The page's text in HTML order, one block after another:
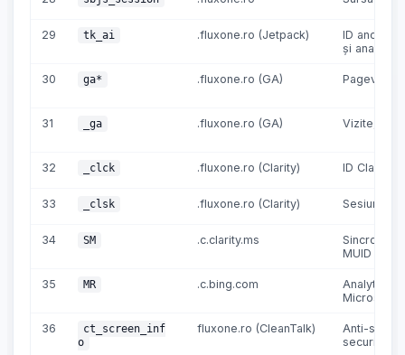
29 tk_ai .fluxone.ro (Jetpack)
ID anonim
și analytics
30 ga* .fluxone.ro (GA) Pageviews
31 _ga .fluxone.ro (GA) Vizite,
32 _clck .fluxone.ro (Clarity) ID Clarity
33 _clsk .fluxone.ro (Clarity) Sesiuni
34 SM .c.clarity.ms
MUID
35 MR .c.bing.com
Analytics
Microsoft
36
ct_screen_inf
o
fluxone.ro (CleanTalk)
Anti-spam
securitate